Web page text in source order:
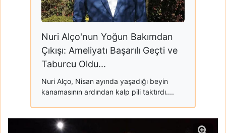
Nuri Alço'nun Yoğun Bakımdan
Çıkışı: Ameliyatı Başarılı Geçti ve
Taburcu Oldu...
Nuri Alço, Nisan ayında yaşadığı beyin
kanamasının ardından kalp pili taktırdı....